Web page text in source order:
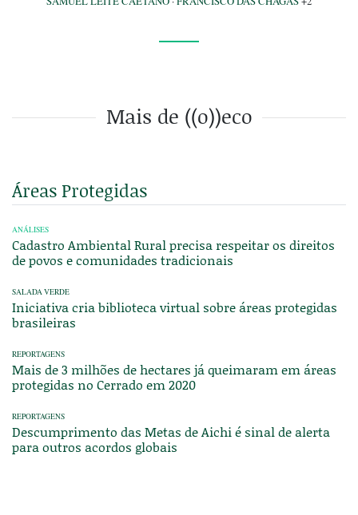
Mais de ((o))eco
Áreas Protegidas
ANÁLISES
Cadastro Ambiental Rural precisa respeitar os direitos
de povos e comunidades tradicionais
SALADA VERDE
Iniciativa cria biblioteca virtual sobre áreas protegidas
brasileiras
REPORTAGENS
Mais de 3 milhões de hectares já queimaram em áreas
protegidas no Cerrado em 2020
REPORTAGENS
Descumprimento das Metas de Aichi é sinal de alerta
para outros acordos globais